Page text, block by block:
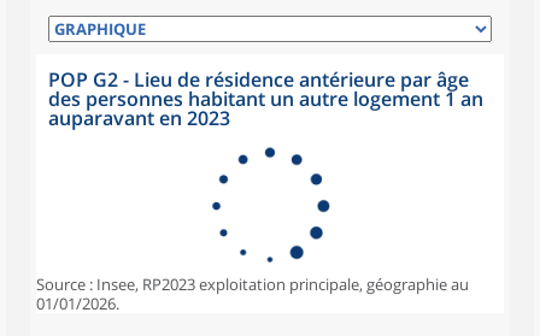
POP G2 - Lieu de résidence antérieure par âge
des personnes habitant un autre logement 1 an
auparavant en 2023
Source : Insee, RP2023 exploitation principale, géographie au
01/01/2026.